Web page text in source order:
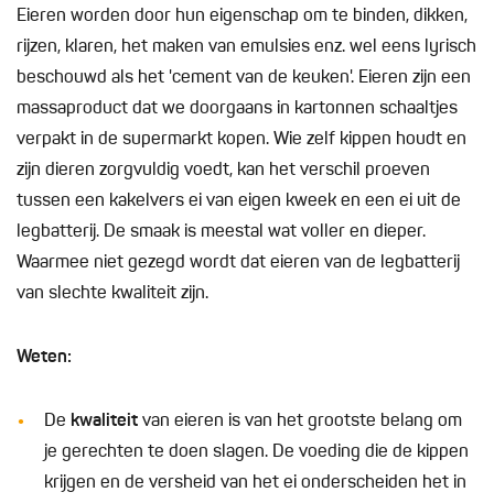
Eieren worden door hun eigenschap om te binden, dikken,
rijzen, klaren, het maken van emulsies enz. wel eens lyrisch
beschouwd als het 'cement van de keuken'. Eieren zijn een
massaproduct dat we doorgaans in kartonnen schaaltjes
verpakt in de supermarkt kopen. Wie zelf kippen houdt en
zijn dieren zorgvuldig voedt, kan het verschil proeven
tussen een kakelvers ei van eigen kweek en een ei uit de
legbatterij. De smaak is meestal wat voller en dieper.
Waarmee niet gezegd wordt dat eieren van de legbatterij
van slechte kwaliteit zijn.
Weten:
De kwaliteit van eieren is van het grootste belang om
je gerechten te doen slagen. De voeding die de kippen
krijgen en de versheid van het ei onderscheiden het in